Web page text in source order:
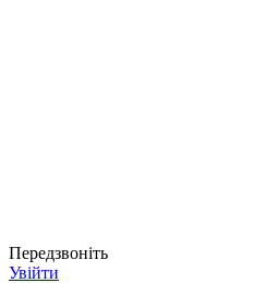
Передзвоніть
Увійти